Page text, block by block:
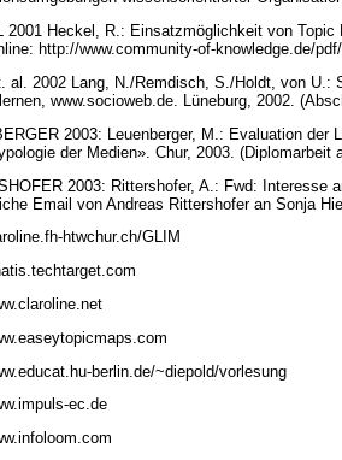
2001 Heckel, R.: Einsatzmöglichkeit von
http://www.community-of-knowledge.de/
al. 2002 Lang, N./Remdisch, S./Holdt, von
www.socioweb.de. Lüneburg, 2002.
2003: Leuenberger, M.: Evaluation
der Medien». Chur, 2003.
2003: Rittershofer, A.: Fwd: Interesse
Email von Andreas Rittershofer an Sonja
htwchur.ch/GLIM
berlin.de/~diepold/vorlesung
ec.de